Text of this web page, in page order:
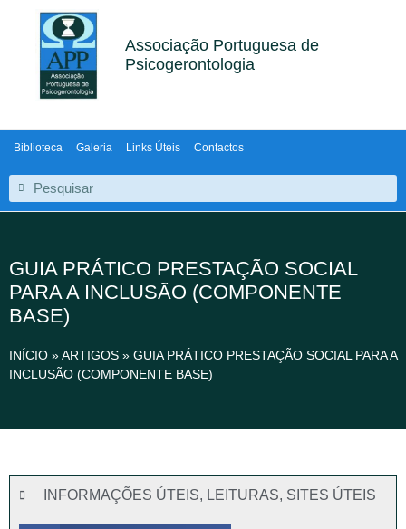
Associação Portuguesa de
Psicogerontologia
Biblioteca Galeria Links Úteis Contactos
GUIA PRÁTICO PRESTAÇÃO SOCIAL
PARA A INCLUSÃO (COMPONENTE
BASE)
INÍCIO »ARTIGOS » GUIA PRÁTICO PRESTAÇÃO SOCIAL PARA A
INCLUSÃO (COMPONENTE BASE)
INFORMAÇÕES ÚTEIS, LEITURAS, SITES ÚTEIS